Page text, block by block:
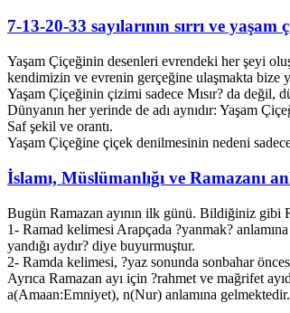
7-13-20-33 sayılarının sırrı ve yaşam
Yaşam Çiçeğinin desenleri evrendeki her şeyi
kendimizin ve evrenin gerçeğine ulaşmakta bize
Yaşam Çiçeğinin çizimi sadece Mısır? da değil,
Dünyanın her yerinde de adı aynıdır: Yaşam
Saf şekil ve orantı.
Yaşam Çiçeğine çiçek denilmesinin nedeni
İslamı, Müslümanlığı ve Ramazanı
Bugün Ramazan ayının ilk günü. Bildiğiniz gibi
1- Ramad kelimesi Arapçada ?yanmak?
yandığı aydır? diye buyurmuştur.
2- Ramda kelimesi, ?yaz sonunda sonbahar
Ayrıca Ramazan ayı için ?rahmet ve mağrifet
a(Amaan:Emniyet), n(Nur) anlamına